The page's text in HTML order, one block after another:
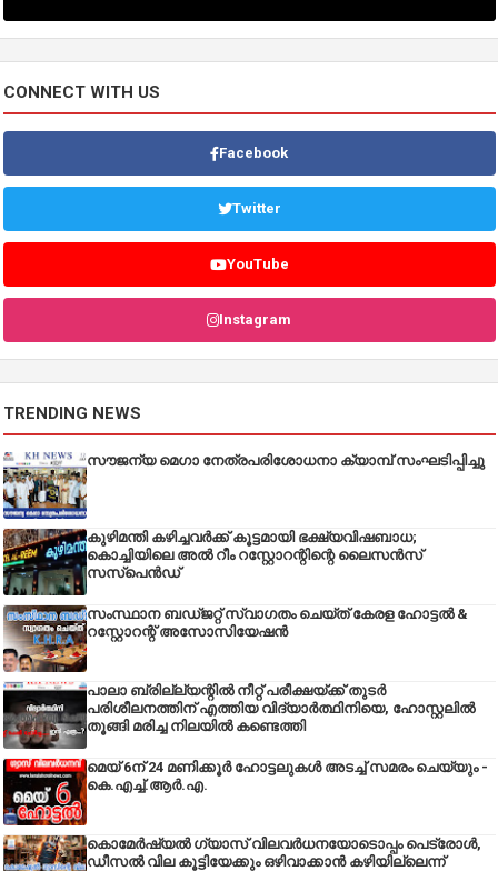
CONNECT WITH US
Facebook
Twitter
YouTube
Instagram
TRENDING NEWS
സൗജന്യ മെഗാ നേത്രപരിശോധനാ ക്യാമ്പ് സംഘടിപ്പിച്ചു
കുഴിമന്തി കഴിച്ചവർക്ക് കൂട്ടമായി ഭക്ഷ്യവിഷബാധ;
കൊച്ചിയിലെ അൽ റീം റസ്റ്റോറന്റിന്റെ ലൈസൻസ്
സസ്പെൻഡ്
സംസ്ഥാന ബഡ്‌ജറ്റ് സ്വാഗതം ചെയ്ത് കേരള ഹോട്ടൽ &
റസ്റ്റോറന്റ് അസോസിയേഷൻ
പാലാ ബ്രില്ല്യന്റിൽ നീറ്റ് പരീക്ഷയ്ക്ക് തുടർ
പരിശീലനത്തിന് എത്തിയ വിദ്യാർത്ഥിനിയെ, ഹോസ്റ്റലിൽ
തൂങ്ങി മരിച്ച നിലയിൽ കണ്ടെത്തി
മെയ് 6ന് 24 മണിക്കൂർ ഹോട്ടലുകൾ അടച്ച് സമരം ചെയ്യും -
കെ.എച്ച്.ആർ.എ.
കൊമേർഷ്യൽ ഗ്യാസ് വിലവർധനയോടൊപ്പം പെട്രോൾ,
ഡീസല്‍ വില കൂട്ടിയേക്കും ഒഴിവാക്കാന്‍ കഴിയില്ലെന്ന്